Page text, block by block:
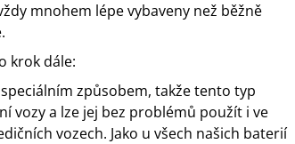
mnohem lépe vybaveny než běžně
krok dále:
způsobem, takže tento typ
vozy a lze jej bez problémů použít i ve
vozech. Jako u všech našich baterií